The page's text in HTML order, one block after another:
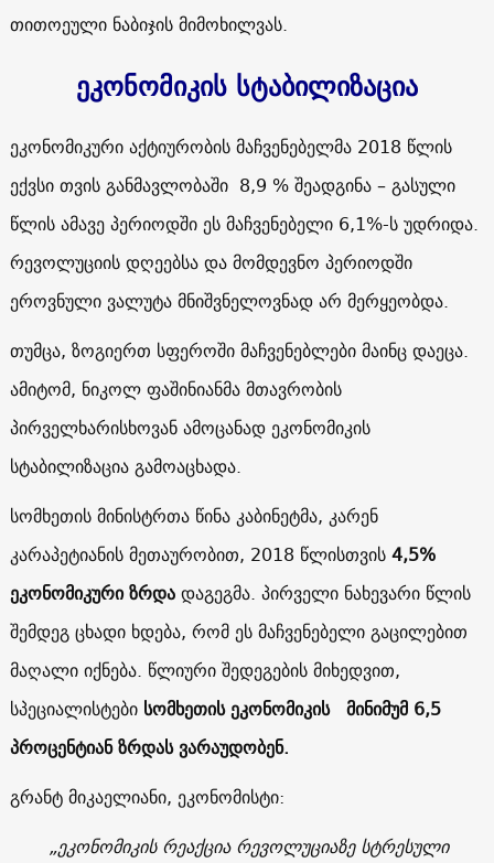
თითოეული ნაბიჯის მიმოხილვას.
ეკონომიკის სტაბილიზაცია
ეკონომიკური აქტიურობის მაჩვენებელმა 2018 წლის
ექვსი თვის განმავლობაში 8,9 % შეადგინა – გასული
წლის ამავე პერიოდში ეს მაჩვენებელი 6,1%-ს უდრიდა.
რევოლუციის დღეებსა და მომდევნო პერიოდში
ეროვნული ვალუტა მნიშვნელოვნად არ მერყეობდა.
თუმცა, ზოგიერთ სფეროში მაჩვენებლები მაინც დაეცა.
ამიტომ, ნიკოლ ფაშინიანმა მთავრობის
პირველხარისხოვან ამოცანად ეკონომიკის
სტაბილიზაცია გამოაცხადა.
სომხეთის მინისტრთა წინა კაბინეტმა, კარენ
კარაპეტიანის მეთაურობით, 2018 წლისთვის4,5%
ეკონომიკური ზრდადაგეგმა. პირველი ნახევარი წლის
შემდეგ ცხადი ხდება, რომ ეს მაჩვენებელი გაცილებით
მაღალი იქნება. წლიური შედეგების მიხედვით,
სპეციალისტები სომხეთის ეკონომიკის მინიმუმ 6,5
პროცენტიან ზრდას ვარაუდობენ.
გრანტ მიკაელიანი, ეკონომისტი:
„ეკონომიკის რეაქცია რევოლუციაზე სტრესული